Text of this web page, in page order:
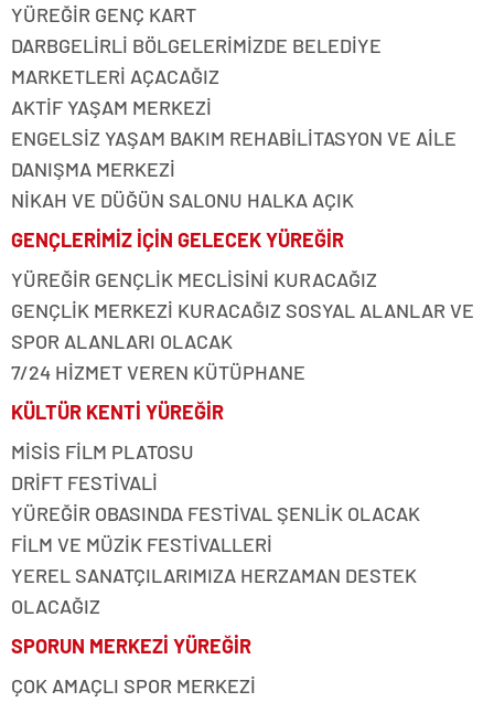
YÜREĞİR GENÇ KART
DARBGELİRLİ BÖLGELERİMİZDE BELEDİYE
MARKETLERİ AÇACAĞIZ
AKTİF YAŞAM MERKEZİ
ENGELSİZ YAŞAM BAKIM REHABİLİTASYON VE AİLE
DANIŞMA MERKEZİ
NİKAH VE DÜĞÜN SALONU HALKA AÇIK
GENÇLERİMİZ İÇİN GELECEK YÜREĞİR
YÜREĞİR GENÇLİK MECLİSİNİ KURACAĞIZ
GENÇLİK MERKEZİ KURACAĞIZ SOSYAL ALANLAR VE
SPOR ALANLARI OLACAK
7/24 HİZMET VEREN KÜTÜPHANE
KÜLTÜR KENTİ YÜREĞİR
MİSİS FİLM PLATOSU
DRİFT FESTİVALİ
YÜREĞİR OBASINDA FESTİVAL ŞENLİK OLACAK
FİLM VE MÜZİK FESTİVALLERİ
YEREL SANATÇILARIMIZA HERZAMAN DESTEK
OLACAĞIZ
SPORUN MERKEZİ YÜREĞİR
ÇOK AMAÇLI SPOR MERKEZİ